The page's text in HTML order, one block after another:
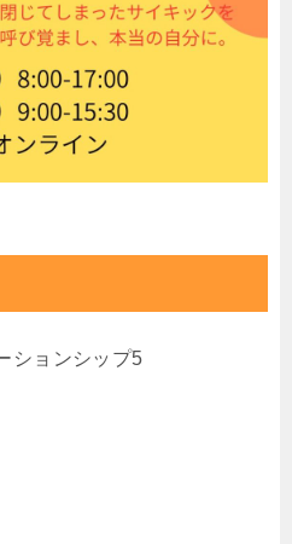
ションシップ5